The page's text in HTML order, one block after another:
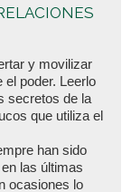
y movilizar
poder. Leerlo
secretos de la
que utiliza el
han sido
las últimas
ocasiones lo